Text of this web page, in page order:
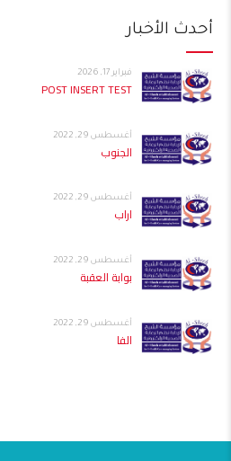
أحدث الأخبار
فبراير 17, 2026
POST INSERT TEST
أغسطس 29, 2022
الجنوب
أغسطس 29, 2022
اراب
أغسطس 29, 2022
بوابة العقبة
أغسطس 29, 2022
الفا